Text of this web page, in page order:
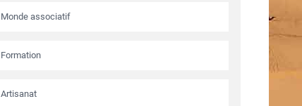
Monde associatif
Formation
Artisanat